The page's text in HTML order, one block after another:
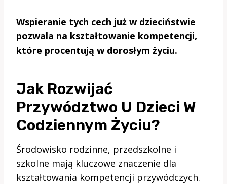
Wspieranie tych cech już w dzieciństwie
pozwala na kształtowanie kompetencji,
które procentują w dorosłym życiu.
Jak Rozwijać
Przywództwo U Dzieci W
Codziennym Życiu?
Środowisko rodzinne, przedszkolne i
szkolne mają kluczowe znaczenie dla
kształtowania kompetencji przywódczych.